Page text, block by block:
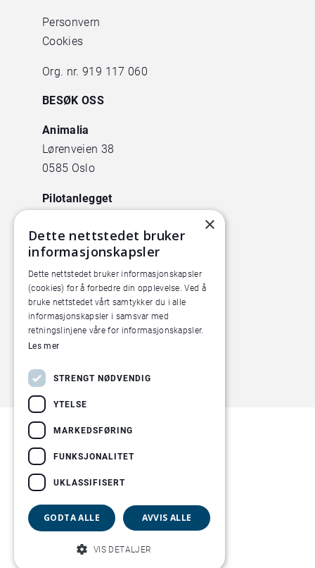
Personvern
Cookies
Org. nr. 919 117 060
BESØK OSS
Animalia
Lørenveien 38
0585 Oslo
Pilotanlegget
inngang B
×
Dette nettstedet bruker
informasjonskapsler
Dette nettstedet bruker informasjonskapsler
(cookies) for å forbedre din opplevelse. Ved å
bruke nettstedet vårt samtykker du i alle
informasjonskapsler i samsvar med
retningslinjene våre for informasjonskapsler.
Les mer
STRENGT NØDVENDIG
YTELSE
MARKEDSFØRING
FUNKSJONALITET
UKLASSIFISERT
GODTA ALLE AVVIS ALLE
VIS DETALJER